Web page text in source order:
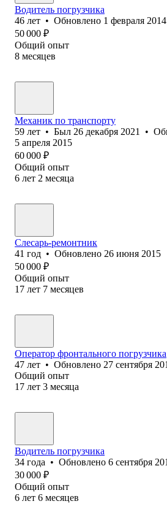
Водитель погрузчика
46 лет • Обновлено 1 февраля 2014
50 000 ₽
Общий опыт
8 месяцев
Механик по транспорту
59 лет • Был 26 декабря 2021 •
5 апреля 2015
60 000 ₽
Общий опыт
6 лет 2 месяца
Слесарь-ремонтник
41 год • Обновлено 26 июня 2015
50 000 ₽
Общий опыт
17 лет 7 месяцев
Оператор фронтального погрузчика
47 лет • Обновлено 27 сентября
Общий опыт
17 лет 3 месяца
Водитель погрузчика
34 года • Обновлено 6 сентября
30 000 ₽
Общий опыт
6 лет 6 месяцев